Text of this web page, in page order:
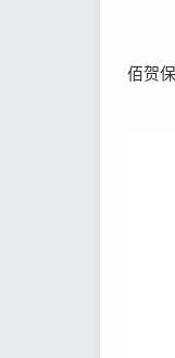
佰贺